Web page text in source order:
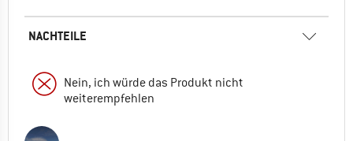
NACHTEILE
Nein, ich würde das Produkt nicht
weiterempfehlen